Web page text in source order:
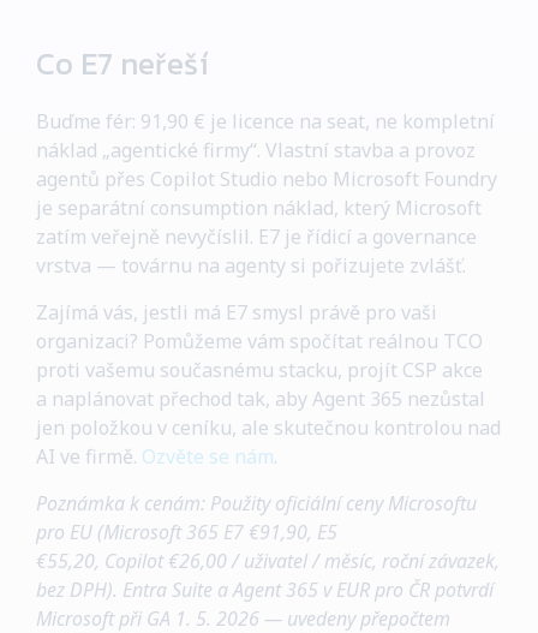
Co E7 neřeší
Buďme fér: 91,90 € je licence na seat, ne kompletní
náklad „agentické firmy“. Vlastní stavba a provoz
agentů přes Copilot Studio nebo Microsoft Foundry
je separátní consumption náklad, který Microsoft
zatím veřejně nevyčíslil. E7 je řídicí a governance
vrstva — továrnu na agenty si pořizujete zvlášť.
Zajímá vás, jestli má E7 smysl právě pro vaši
organizaci? Pomůžeme vám spočítat reálnou TCO
proti vašemu současnému stacku, projít CSP akce
a naplánovat přechod tak, aby Agent 365 nezůstal
jen položkou v ceníku, ale skutečnou kontrolou nad
AI ve firmě. Ozvěte se nám.
Poznámka k cenám: Použity oficiální ceny Microsoftu
pro EU (Microsoft 365 E7 €91,90, E5
€55,20, Copilot €26,00 / uživatel / měsíc, roční závazek,
bez DPH). Entra Suite a Agent 365 v EUR pro ČR potvrdí
Microsoft při GA 1. 5. 2026 — uvedeny přepočtem